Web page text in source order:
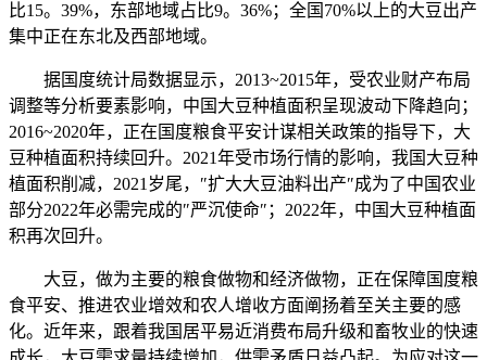
比15。39%，东部地域占比9。36%；全国70%以上的大豆出产
集中正在东北及西部地域。
据国度统计局数据显示，2013~2015年，受农业财产布局
调整等分析要素影响，中国大豆种植面积呈现波动下降趋向；
2016~2020年，正在国度粮食平安计谋相关政策的指导下，大
豆种植面积持续回升。2021年受市场行情的影响，我国大豆种
植面积削减，2021岁尾，″扩大大豆油料出产″成为了中国农业
部分2022年必需完成的″严沉使命″；2022年，中国大豆种植面
积再次回升。
大豆，做为主要的粮食做物和经济做物，正在保障国度粮
食平安、推进农业增效和农人增收方面阐扬着至关主要的感
化。近年来，跟着我国居平易近消费布局升级和畜牧业的快速